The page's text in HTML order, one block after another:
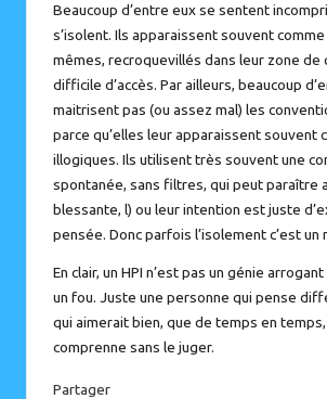
Beaucoup d’entre eux se sentent
s’isolent. Ils apparaissent souvent
mêmes, recroquevillés dans leur zone de
difficile d’accès. Par ailleurs, beaucoup
maitrisent pas (ou assez mal) les
parce qu’elles leur apparaissent souvent
illogiques. Ils utilisent très souvent une
spontanée, sans filtres, qui peut paraître
blessante, l) ou leur intention est juste
pensée. Donc parfois l’isolement c’est
En clair, un HPI n’est pas un génie
un fou. Juste une personne qui pense
qui aimerait bien, que de temps en
comprenne sans le juger.
Partager